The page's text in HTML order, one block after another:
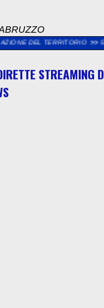
>> 56^MOSTRA
STREAMING